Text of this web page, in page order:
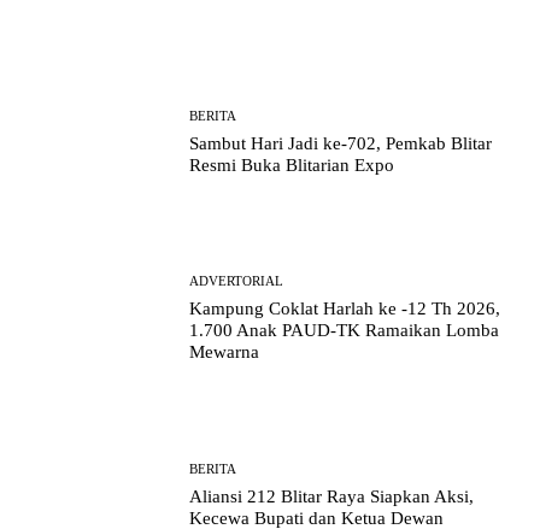
BERITA
Sambut Hari Jadi ke-702, Pemkab Blitar
Resmi Buka Blitarian Expo
ADVERTORIAL
Kampung Coklat Harlah ke -12 Th 2026,
1.700 Anak PAUD-TK Ramaikan Lomba
Mewarna
BERITA
Aliansi 212 Blitar Raya Siapkan Aksi,
Kecewa Bupati dan Ketua Dewan